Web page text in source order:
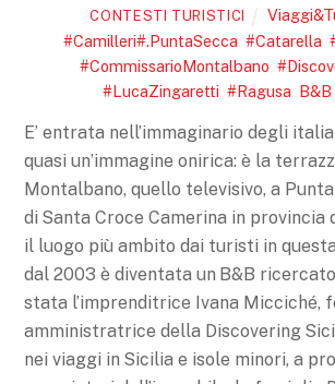
CONTESTI TURISTICI
#Camilleri#.PuntaSecca #Catarella
#CommissarioMontalbano
#LucaZingaretti ,#Ragusa B&B
E’ entrata nell’immaginario degli
quasi un’immagine onirica: è la
Montalbano, quello televisivo, a
di Santa Croce Camerina in provincia
il luogo più ambito dai turisti in
dal 2003 è diventata un B&B
stata l’imprenditrice Ivana Micciché,
amministratrice della Discovering
nei viaggi in Sicilia e isole minori, a